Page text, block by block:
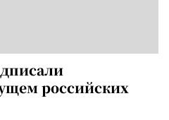
российских